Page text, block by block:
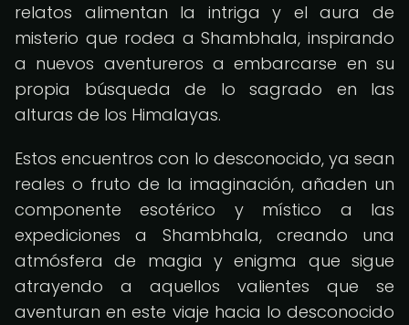
relatos alimentan la intriga y el aura de
misterio que rodea a Shambhala, inspirando
a nuevos aventureros a embarcarse en su
propia búsqueda de lo sagrado en las
alturas de los Himalayas.
Estos encuentros con lo desconocido, ya sean
reales o fruto de la imaginación, añaden un
componente esotérico y místico a las
expediciones a Shambhala, creando una
atmósfera de magia y enigma que sigue
atrayendo a aquellos valientes que se
aventuran en este viaje hacia lo desconocido